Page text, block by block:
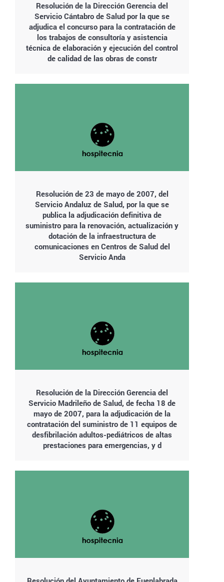
Resolución de la Dirección Gerencia del
Servicio Cántabro de Salud por la que se
adjudica el concurso para la contratación de
los trabajos de consultoría y asistencia
técnica de elaboración y ejecución del control
de calidad de las obras de constr
Resolución de 23 de mayo de 2007, del
Servicio Andaluz de Salud, por la que se
publica la adjudicación definitiva de
suministro para la renovación, actualización y
dotación de la infraestructura de
comunicaciones en Centros de Salud del
Servicio Anda
Resolución de la Dirección Gerencia del
Servicio Madrileño de Salud, de fecha 18 de
mayo de 2007, para la adjudicación de la
contratación del suministro de 11 equipos de
desfibrilación adultos-pediátricos de altas
prestaciones para emergencias, y d